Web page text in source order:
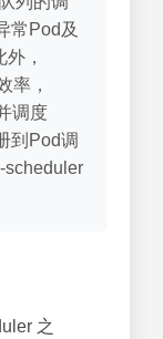
常Pod及
，
率，
调度
到Pod调
scheduler
之